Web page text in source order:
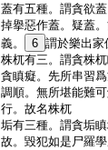
蓋有五種。謂貪欲
掉擧惡作蓋。疑蓋
義。
6 謂於樂出家
株杌有三。謂貪株
貪瞋癡。先所串習
調順。無所堪能難
行。故名株杌
垢有三種。謂貪垢
故。毀犯如是尸羅